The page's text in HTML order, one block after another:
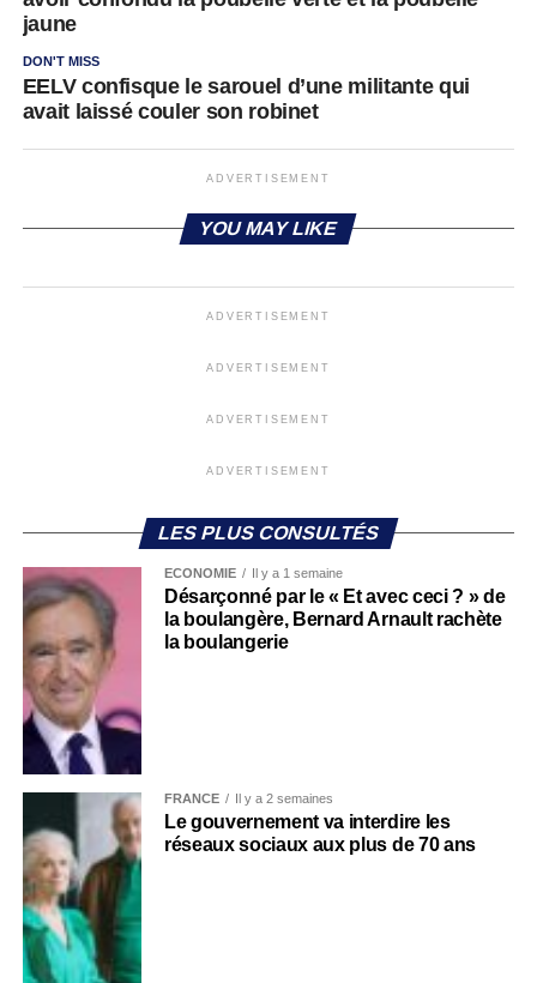
jaune
DON'T MISS
EELV confisque le sarouel d’une militante qui
avait laissé couler son robinet
ADVERTISEMENT
YOU MAY LIKE
ADVERTISEMENT
ADVERTISEMENT
ADVERTISEMENT
ADVERTISEMENT
LES PLUS CONSULTÉS
ECONOMIE Il y a 1 semaine
Désarçonné par le « Et avec ceci ? » de
la boulangère, Bernard Arnault rachète
la boulangerie
FRANCE Il y a 2 semaines
Le gouvernement va interdire les
réseaux sociaux aux plus de 70 ans